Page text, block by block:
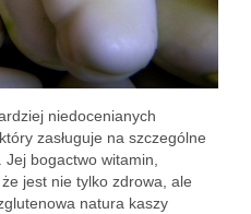
niedocenianych
zasługuje na szczególne
bogactwo witamin,
jest nie tylko zdrowa, ale
natura kaszy